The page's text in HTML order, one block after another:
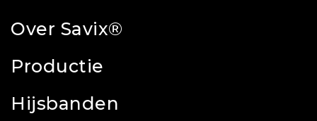
Over Savix®
Productie
Hijsbanden